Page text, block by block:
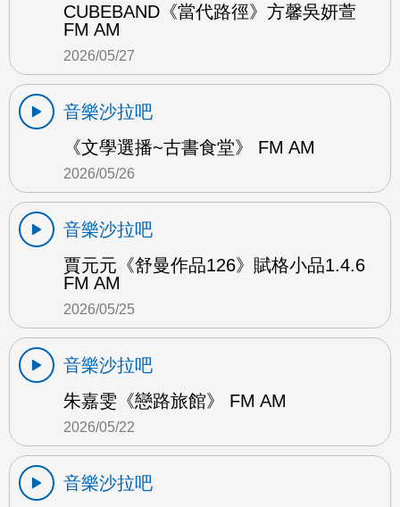
CUBEBAND《當代路徑》方馨吳妍萱
FM AM
2026/05/27
音樂沙拉吧
《文學選播~古書食堂》 FM AM
2026/05/26
音樂沙拉吧
賈元元《舒曼作品126》賦格小品1.4.6
FM AM
2026/05/25
音樂沙拉吧
朱嘉雯《戀路旅館》 FM AM
2026/05/22
音樂沙拉吧